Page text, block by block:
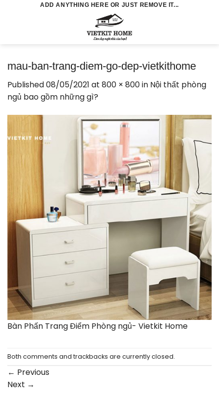
ADD ANYTHING HERE OR JUST REMOVE IT...
mau-ban-trang-diem-go-dep-vietkithome
Published08/05/2021 at 800 × 800in Nội thất phòng
ngủ bao gồm những gì?
Bàn Phấn Trang Điểm Phòng ngủ- Vietkit Home
Both comments and trackbacks are currently closed.
← Previous
Next →